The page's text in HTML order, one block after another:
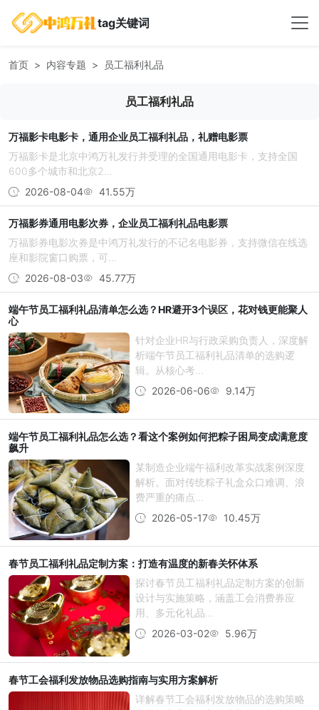
tag关键词
首页 内容专题 员工福利礼品
员工福利礼品
万福影卡电影卡，通用企业员工福利礼品，礼赠电影票
万福影卡是北京中鸿万礼发行并受理的全国通用电影卡，支持全国
600多个城市和北京2...
2026-08-04
41.55万
万福影券通用电影次券，企业员工福利礼品电影票
万福影券电影次券是中鸿万礼发行的不记名电影券，支持微信在线选
座和影院窗口购票，可...
2026-08-03
45.77万
端午节员工福利礼品清单怎么选？HR避开3个误区，花对钱更能聚人
心
针对企业HR与行政采购负责人，深度解
析端午节员工福利礼品清单的选购逻
辑。从核心考...
2026-06-06
9.14万
端午节员工福利礼品怎么选？看这个案例如何把粽子困局变成满意度
飙升
某制造企业端午福利改革实战案例深度
解析。面对传统粽子礼盒众口难调、浪
费严重的痛点...
2026-05-17
10.45万
春节员工福利礼品定制方案：打造有温度的新春关怀体系
探讨春节员工福利礼品定制方案的创新
设计与实施策略，涵盖工会消费券应
用、多元化礼品...
2026-03-02
5.96万
春节工会福利发放物品选购指南与实用方案解析
详解春节工会福利发放物品的选购策略